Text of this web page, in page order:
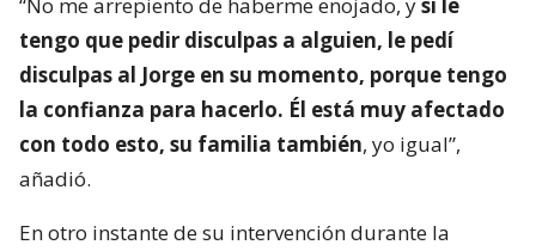
tengo que pedir disculpas a alguien, le pedí
disculpas al Jorge en su momento, porque tengo
la confianza para hacerlo. Él está muy afectado
con todo esto, su familia también, yo igual”,
añadió.
En otro instante de su intervención durante la